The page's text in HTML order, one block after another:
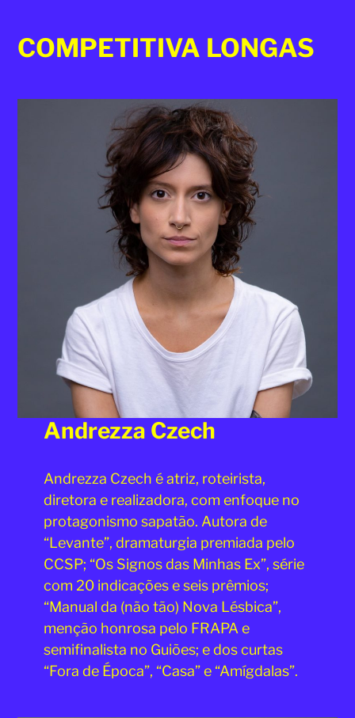
COMPETITIVA LONGAS
Andrezza Czech
Andrezza Czech é atriz, roteirista,
diretora e realizadora, com enfoque no
protagonismo sapatão. Autora de
“Levante”, dramaturgia premiada pelo
CCSP; “Os Signos das Minhas Ex”, série
com 20 indicações e seis prêmios;
“Manual da (não tão) Nova Lésbica”,
menção honrosa pelo FRAPA e
semifinalista no Guiões; e dos curtas
“Fora de Época”, “Casa” e “Amígdalas”.